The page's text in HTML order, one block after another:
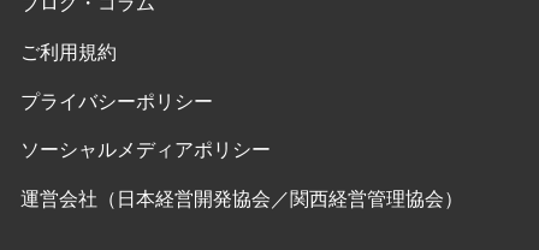
ご利用規約
プライバシーポリシー
ソーシャルメディアポリシー
運営会社（日本経営開発協会／関西経営管理協会）